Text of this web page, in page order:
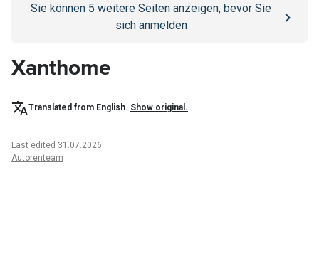
Go to/anmeldenpage
Sie können 5 weitere Seiten anzeigen, bevor Sie
sich anmelden
Xanthome
Translated from English. Show original.
Last edited 31.07.2026
Autorenteam